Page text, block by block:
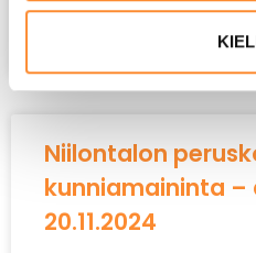
Ei
Niilontalon
kunniamaininta
20.11.2024